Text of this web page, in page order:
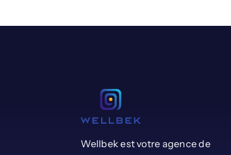
Wellbek est votre agence de